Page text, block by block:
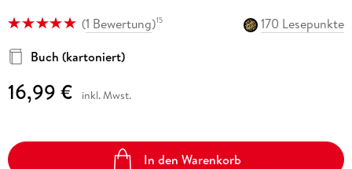
(1 Bewertung)15
170 Lesepunkte
Buch (kartoniert)
16,99 € inkl. Mwst.
In den Warenkorb